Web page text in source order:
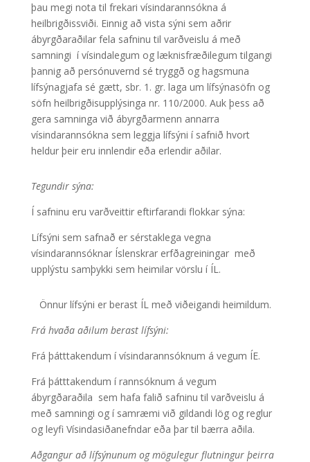
þau megi nota til frekari vísindarannsókna á
heilbrigðissviði. Einnig að vista sýni sem aðrir
ábyrgðaraðilar fela safninu til varðveislu á með
samningi í vísindalegum og læknisfræðilegum tilgangi
þannig að persónuvernd sé tryggð og hagsmuna
lífsýnagjafa sé gætt, sbr. 1. gr. laga um lífsýnasöfn og
söfn heilbrigðisupplýsinga nr. 110/2000. Auk þess að
gera samninga við ábyrgðarmenn annarra
vísindarannsókna sem leggja lífsýni í safnið hvort
heldur þeir eru innlendir eða erlendir aðilar.
Tegundir sýna:
Í safninu eru varðveittir eftirfarandi flokkar sýna:
Lífsýni sem safnað er sérstaklega vegna
vísindarannsóknar Íslenskrar erfðagreiningar með
upplýstu samþykki sem heimilar vörslu í ÍL.
Önnur lífsýni er berast ÍL með viðeigandi heimildum.
Frá hvaða aðilum berast lífsýni:
Frá þátttakendum í vísindarannsóknum á vegum ÍE.
Frá þátttakendum í rannsóknum á vegum
ábyrgðaraðila sem hafa falið safninu til varðveislu á
með samningi og í samræmi við gildandi lög og reglur
og leyfi Vísindasiðanefndar eða þar til bærra aðila.
Aðgangur að lífsýnunum og mögulegur flutningur þeirra